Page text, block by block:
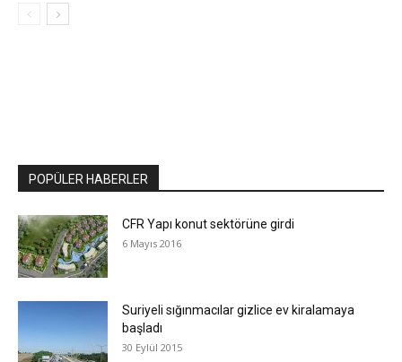
POPÜLER HABERLER
CFR Yapı konut sektörüne girdi
6 Mayıs 2016
Suriyeli sığınmacılar gizlice ev kiralamaya
başladı
30 Eylül 2015